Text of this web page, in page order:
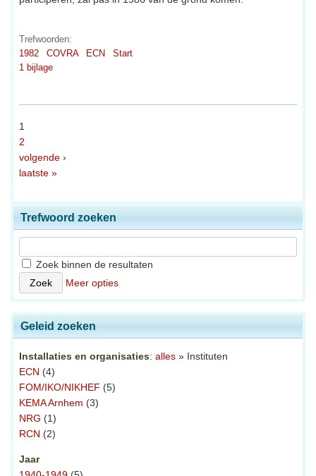
Trefwoorden:
1982
COVRA ECN
Start
1 bijlage
1
2
volgende ›
laatste »
Trefwoord zoeken
Zoek binnen de resultaten
Meer opties
Geleid zoeken
Installaties en organisaties: alles » Instituten
ECN (4)
FOM/IKO/NIKHEF (5)
KEMA Arnhem (3)
NRG (1)
RCN (2)
Jaar